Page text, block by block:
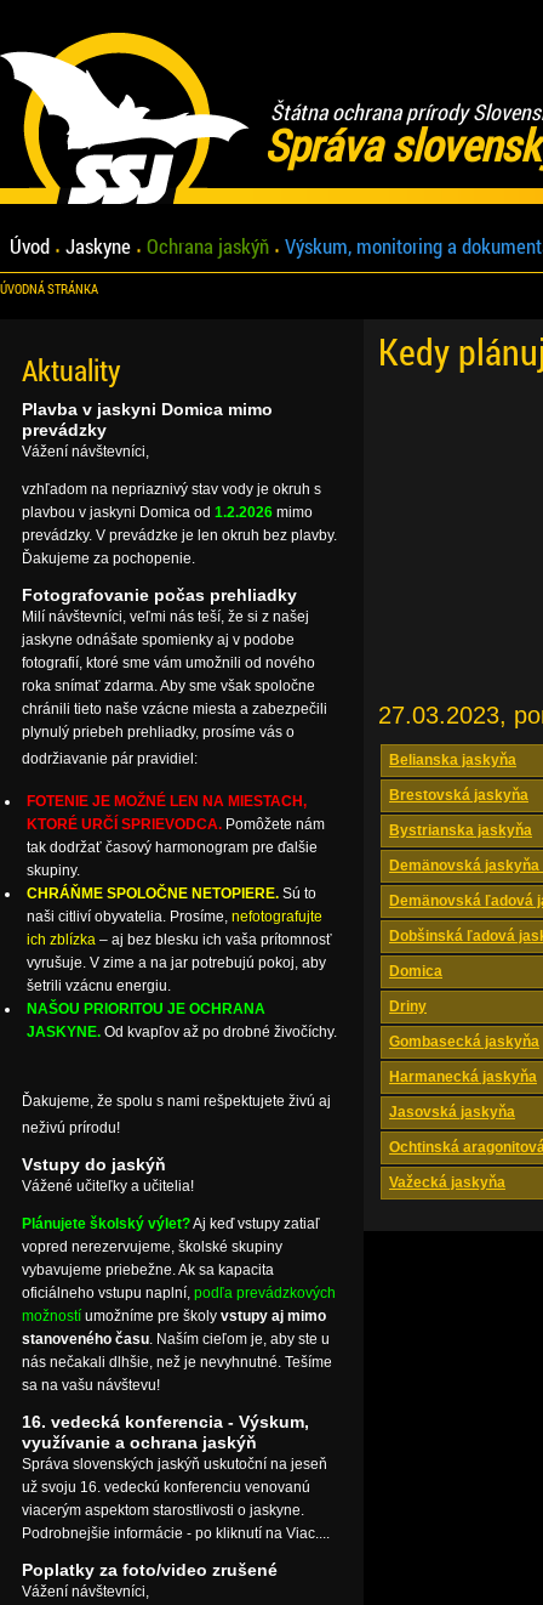
Štátna ochrana prírody
Správa
Úvod Jaskyne Ochrana jaskýň Výskum, monitoring a
ÚVODNÁ STRÁNKA
Kedy
27.03.2023,
Belianska jaskyňa
Brestovská jaskyňa
Bystrianska jaskyňa
Demänovská
Demänovská ľadová
Dobšinská ľadová
Domica
Driny
Gombasecká jaskyňa
Harmanecká jaskyňa
Jasovská jaskyňa
Ochtinská
Važecká jaskyňa
Aktuality
Plavba v jaskyni Domica mimo
prevádzky
Vážení návštevníci,
vzhľadom na nepriaznivý stav vody je okruh s
plavbou v jaskyni Domica od 1.2.2026 mimo
prevádzky. V prevádzke je len okruh bez plavby.
Ďakujeme za pochopenie.
Fotografovanie počas prehliadky
Milí návštevníci, veľmi nás teší, že si z našej
jaskyne odnášate spomienky aj v podobe
fotografií, ktoré sme vám umožnili od nového
roka snímať zdarma. Aby sme však spoločne
chránili tieto naše vzácne miesta a zabezpečili
plynulý priebeh prehliadky, prosíme vás o
dodržiavanie pár pravidiel:
FOTENIE JE MOŽNÉ LEN NA MIESTACH,
KTORÉ URČÍ SPRIEVODCA. Pomôžete nám
tak dodržať časový harmonogram pre ďalšie
skupiny.
CHRÁŇME SPOLOČNE NETOPIERE. Sú to
naši citliví obyvatelia. Prosíme, nefotografujte
ich zblízka – aj bez blesku ich vaša prítomnosť
vyrušuje. V zime a na jar potrebujú pokoj, aby
šetrili vzácnu energiu.
NAŠOU PRIORITOU JE OCHRANA
JASKYNE. Od kvapľov až po drobné živočíchy.
Ďakujeme, že spolu s nami rešpektujete živú aj
neživú prírodu!
Vstupy do jaskýň
Vážené učiteľky a učitelia!
Plánujete školský výlet?Aj keď vstupy zatiaľ
vopred nerezervujeme, školské skupiny
vybavujeme priebežne. Ak sa kapacita
oficiálneho vstupu naplní, podľa prevádzkových
možností umožníme pre školy vstupy aj mimo
stanoveného času. Naším cieľom je, aby ste u
nás nečakali dlhšie, než je nevyhnutné. Tešíme
sa na vašu návštevu!
16. vedecká konferencia - Výskum,
využívanie a ochrana jaskýň
Správa slovenských jaskýň uskutoční na jeseň
už svoju 16. vedeckú konferenciu venovanú
viacerým aspektom starostlivosti o jaskyne.
Podrobnejšie informácie - po kliknutí na Viac....
Poplatky za foto/video zrušené
Vážení návštevníci,